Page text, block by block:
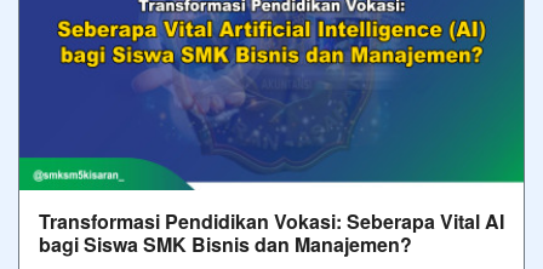
Transformasi Pendidikan Vokasi: Seberapa Vital AI
bagi Siswa SMK Bisnis dan Manajemen?